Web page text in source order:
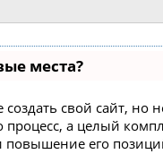
места?
свой сайт, но
процесс, а целый
повышение его